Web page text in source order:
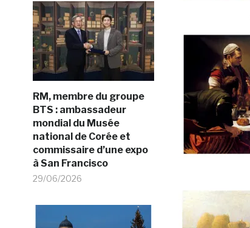
RM, membre du groupe
BTS : ambassadeur
mondial du Musée
national de Corée et
commissaire d’une expo
à San Francisco
29/06/2026